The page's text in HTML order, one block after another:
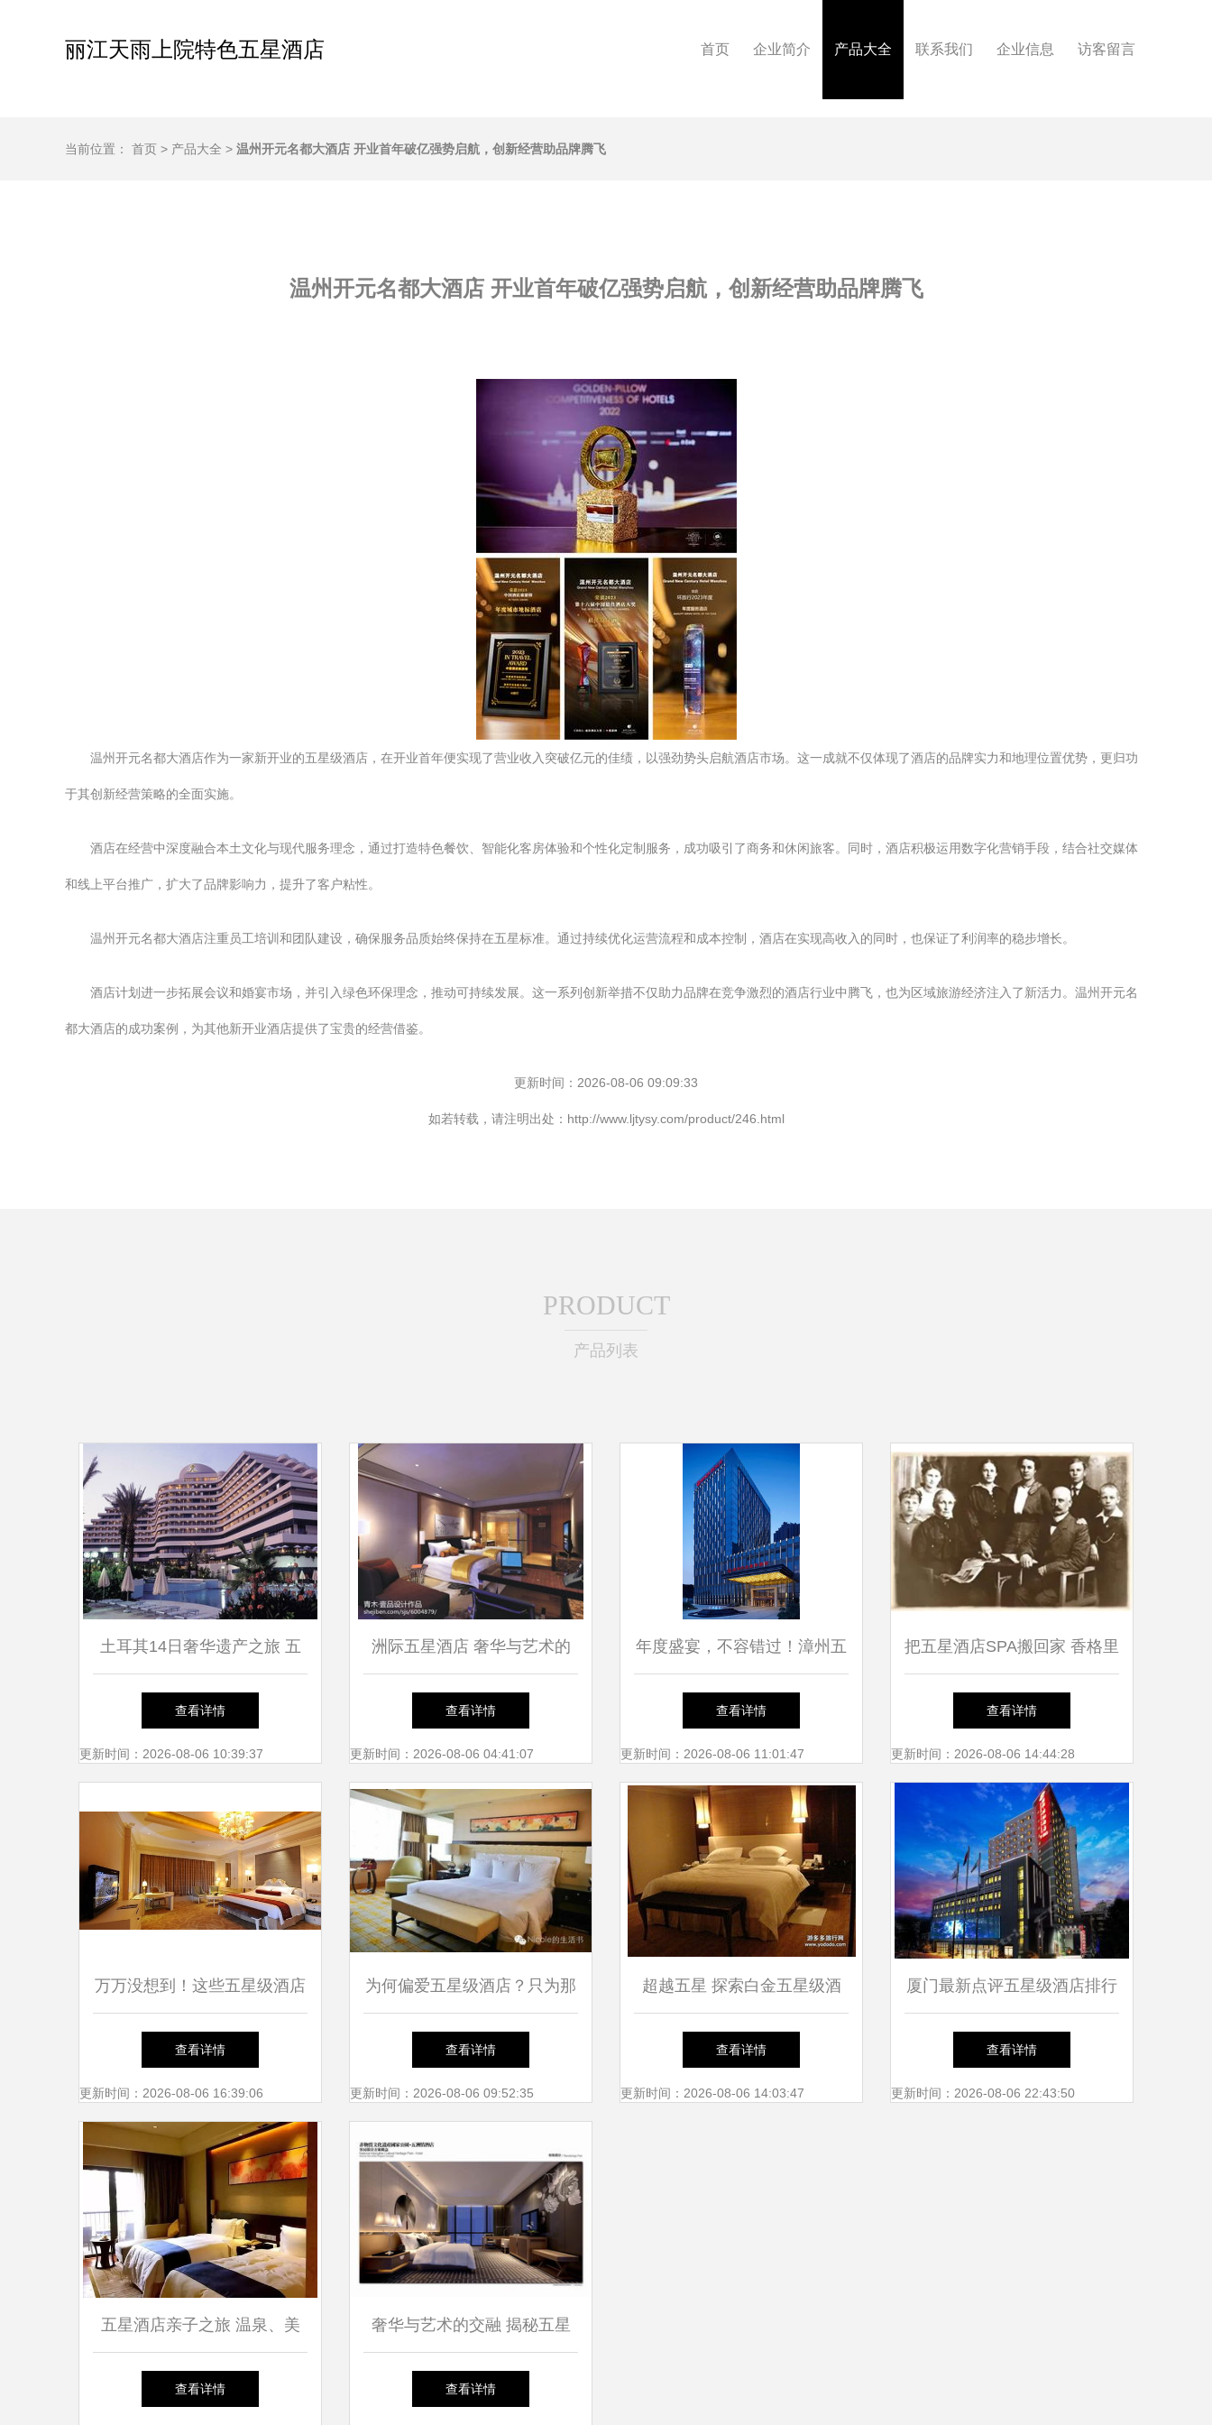
丽江天雨上院特色五星酒店 首页 企业简介 产品大全 联系我们 企业信息 访客留言
当前位置： 首页 > 产品大全 > 温州开元名都大酒店 开业首年破亿强势启航，创新经营助品牌腾飞
温州开元名都大酒店 开业首年破亿强势启航，创新经营助品牌腾飞
温州开元名都大酒店作为一家新开业的五星级酒店，在开业首年便实现了营业收入突破亿元的佳绩，以强劲势头启航酒店市场。这一成就不仅体现了酒店的品牌实力和地理位置优势，更归功
于其创新经营策略的全面实施。
酒店在经营中深度融合本土文化与现代服务理念，通过打造特色餐饮、智能化客房体验和个性化定制服务，成功吸引了商务和休闲旅客。同时，酒店积极运用数字化营销手段，结合社交媒体
和线上平台推广，扩大了品牌影响力，提升了客户粘性。
温州开元名都大酒店注重员工培训和团队建设，确保服务品质始终保持在五星标准。通过持续优化运营流程和成本控制，酒店在实现高收入的同时，也保证了利润率的稳步增长。
酒店计划进一步拓展会议和婚宴市场，并引入绿色环保理念，推动可持续发展。这一系列创新举措不仅助力品牌在竞争激烈的酒店行业中腾飞，也为区域旅游经济注入了新活力。温州开元名
都大酒店的成功案例，为其他新开业酒店提供了宝贵的经营借鉴。
更新时间：2026-08-06 09:09:33
如若转载，请注明出处：http://www.ljtysy.com/product/246.html
PRODUCT
产品列表
土耳其14日奢华遗产之旅 五
星酒店、世界遗产与饕餮盛宴
查看详情
更新时间：2026-08-06 10:39:37
洲际五星酒店 奢华与艺术的
融合，打造卓越旅居体验
查看详情
更新时间：2026-08-06 04:41:07
年度盛宴，不容错过！漳州五
星级酒店自助大放送，90元畅
享150种精致菜品
查看详情
更新时间：2026-08-06 11:01:47
把五星酒店SPA搬回家 香格里
拉、华尔道夫同款奢华护理的
日常实践
查看详情
更新时间：2026-08-06 14:44:28
万万没想到！这些五星级酒店
洗浴用品，统统可以带回家
查看详情
更新时间：2026-08-06 16:39:06
为何偏爱五星级酒店？只为那
一口五星级早餐的奢华体验
查看详情
更新时间：2026-08-06 09:52:35
超越五星 探索白金五星级酒
店的极致奢华与个性化服务
查看详情
更新时间：2026-08-06 14:03:47
厦门最新点评五星级酒店排行
榜 奢华体验与口碑之选
查看详情
更新时间：2026-08-06 22:43:50
五星酒店亲子之旅 温泉、美
食与欢乐的完美融合
查看详情
奢华与艺术的交融 揭秘五星
酒店设计的核心要素
查看详情